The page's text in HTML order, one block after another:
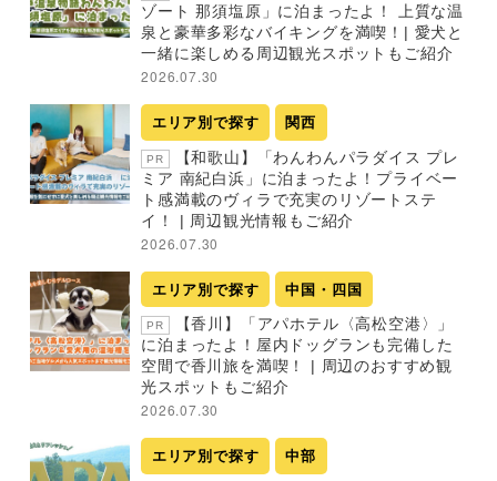
ゾート 那須塩原」に泊まったよ！ 上質な温
泉と豪華多彩なバイキングを満喫！| 愛犬と
一緒に楽しめる周辺観光スポットもご紹介
2026.07.30
エリア別で探す 関西
PR
【和歌山】「わんわんパラダイス プレ
ミア 南紀白浜」に泊まったよ！プライベー
ト感満載のヴィラで充実のリゾートステ
イ！ | 周辺観光情報もご紹介
2026.07.30
エリア別で探す 中国・四国
PR
【香川】「アパホテル〈高松空港〉」
に泊まったよ！屋内ドッグランも完備した
空間で香川旅を満喫！ | 周辺のおすすめ観
光スポットもご紹介
2026.07.30
エリア別で探す 中部